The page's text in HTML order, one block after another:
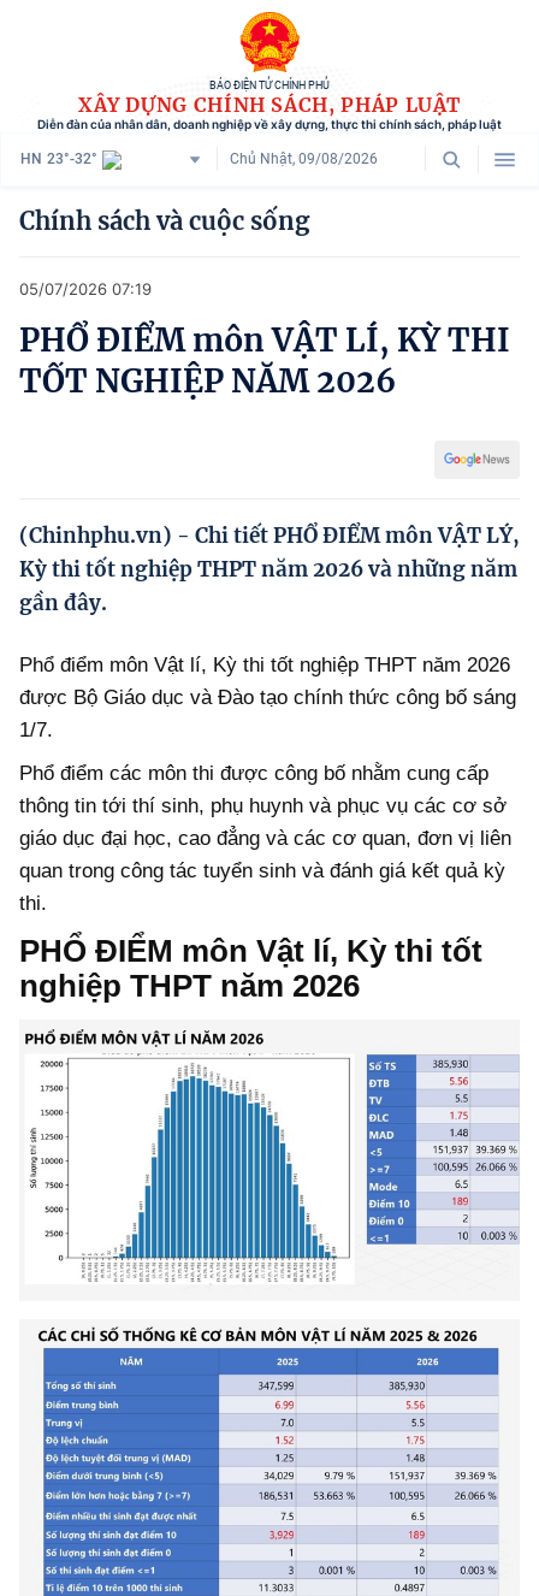
BÁO ĐIỆN TỬ CHÍNH PHỦ
XÂY DỰNG CHÍNH SÁCH, PHÁP LUẬT
Diễn đàn của nhân dân, doanh nghiệp về xây dựng, thực thi chính sách, pháp luật
HN 23°-32° Chủ Nhật, 09/08/2026
Danh mục
Tham vấn chính sách
Hướng dẫn thực hiện chính sách
Phát triển kinh tế tư nhân và doanh nghiệp dân tộc
Ocop và chuỗi giá trị Nông sản
Kinh tế tư nhân
Khác
Video
Photo
Chính sách và cuộc sống
05/07/2026 07:19
PHỔ ĐIỂM môn VẬT LÍ, KỲ THI
TỐT NGHIỆP NĂM 2026
(Chinhphu.vn) - Chi tiết PHỔ ĐIỂM môn VẬT LÝ,
Kỳ thi tốt nghiệp THPT năm 2026 và những năm
gần đây.
Phổ điểm môn Vật lí, Kỳ thi tốt nghiệp THPT năm 2026
được Bộ Giáo dục và Đào tạo chính thức công bố sáng
1/7.
Phổ điểm các môn thi được công bố nhằm cung cấp
thông tin tới thí sinh, phụ huynh và phục vụ các cơ sở
giáo dục đại học, cao đẳng và các cơ quan, đơn vị liên
quan trong công tác tuyển sinh và đánh giá kết quả kỳ
thi.
PHỔ ĐIỂM môn Vật lí, Kỳ thi tốt
nghiệp THPT năm 2026